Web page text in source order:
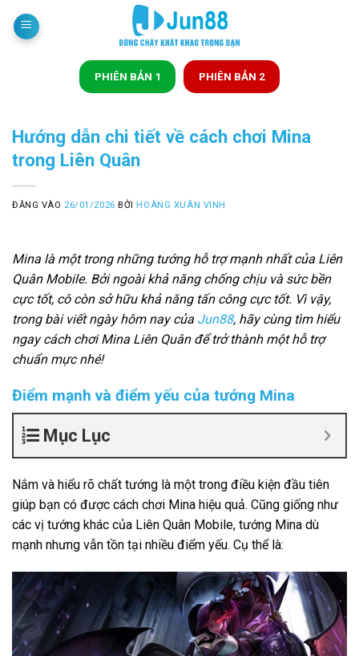
qua
PHIÊN BẢN 1 PHIÊN BẢN 2
Hướng dẫn chi tiết về cách chơi Mina
trong Liên Quân
ĐĂNG VÀO 26/01/2026 BỞI HOÀNG XUÂN VINH
Mina là một trong những tướng hỗ trợ mạnh nhất của Liên
Quân Mobile. Bởi ngoài khả năng chống chịu và sức bền
cực tốt, cô còn sở hữu khả năng tấn công cực tốt. Vì vậy,
trong bài viết ngày hôm nay của Jun88, hãy cùng tìm hiểu
ngay cách chơi Mina Liên Quân để trở thành một hỗ trợ
chuẩn mực nhé!
Điểm mạnh và điểm yếu của tướng Mina
Mục Lục
Nắm và hiểu rõ chất tướng là một trong điều kiện đầu tiên
giúp bạn có được cách chơi Mina hiệu quả. Cũng giống như
các vị tướng khác của Liên Quân Mobile, tướng Mina dù
mạnh nhưng vẫn tồn tại nhiều điểm yếu. Cụ thể là: